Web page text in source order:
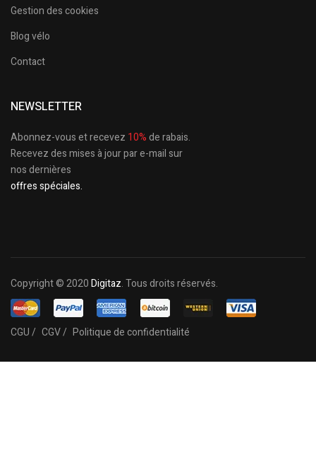
Gestion des cookies
Blog vélo
Contact
NEWSLETTER
Abonnez-vous et recevez 10%de rabais.
Recevez des mises à jour par e-mail sur
nos dernières
offres spéciales.
Copyright © 2020Digitaz. Tous droits réservés.
CGU / CGV / Politique de confidentialité